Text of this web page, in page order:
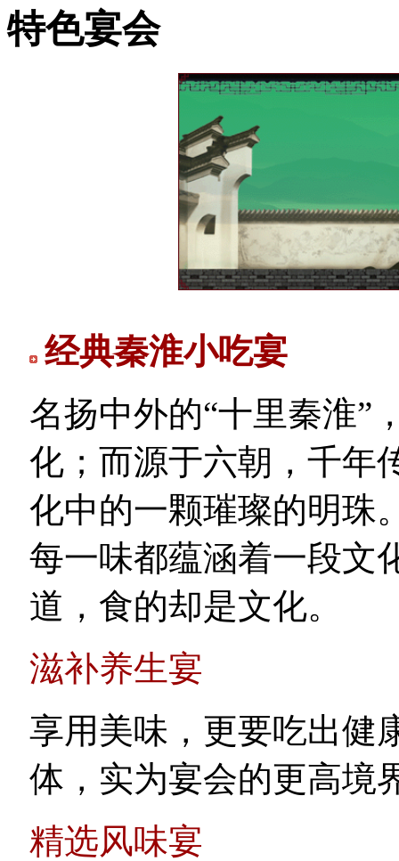
特色宴会
经典秦淮小吃宴
名扬中外的“十里秦淮”
化；而源于六朝，千年
化中的一颗璀璨的明珠
每一味都蕴涵着一段文
道，食的却是文化。
滋补养生宴
享用美味，更要吃出健
体，实为宴会的更高境
精选风味宴